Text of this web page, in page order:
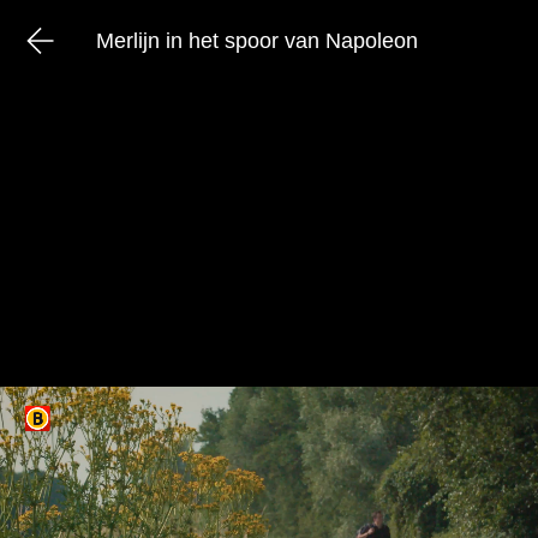
Merlijn in het spoor van Napoleon